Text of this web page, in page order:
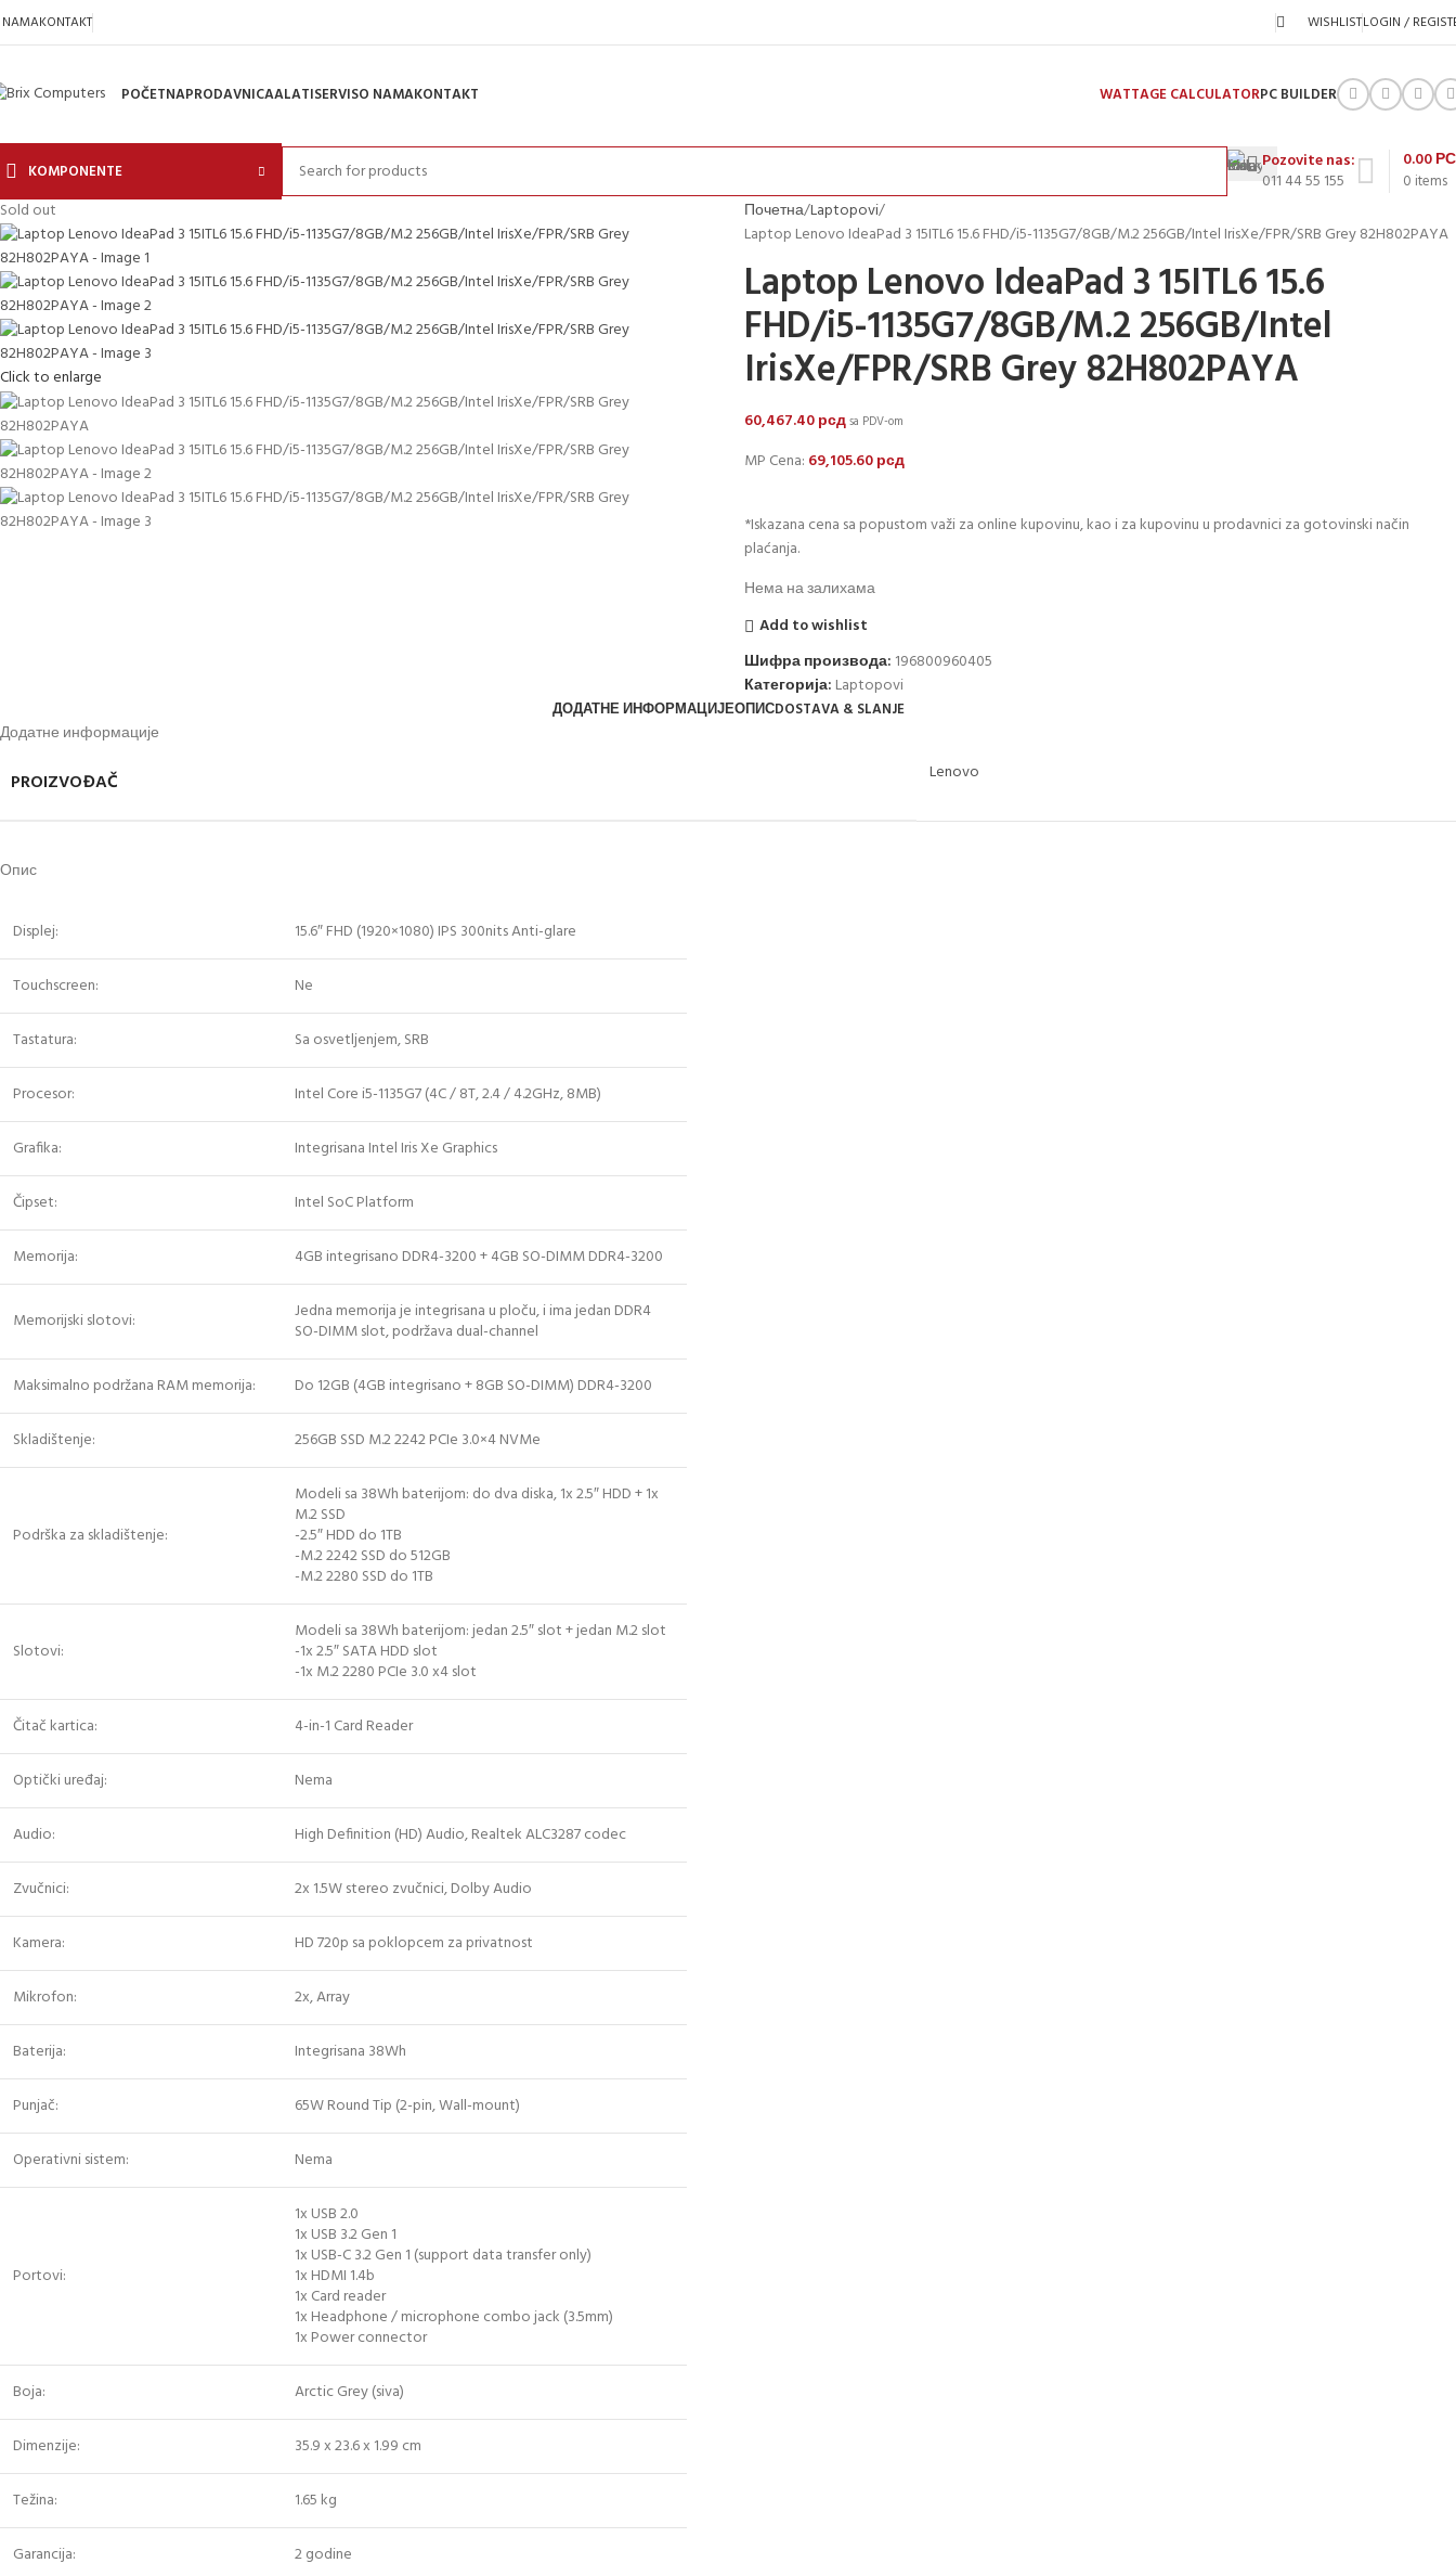
KONTAKT WISHLISTLOGIN /
POČETNAPRODAVNICAALATISERVISO NAMAKONTAKT WATTAGE CALCULATORPC BUILDER
KOMPONENTE
Pozovite nas:
011 44 55 155
0 items
0.00
Sold out
Click to enlarge
Почетна Laptopovi
Laptop Lenovo IdeaPad 3 15ITL6 15.6 FHD/i5-1135G7/8GB/M.2 256GB/Intel IrisXe/FPR/SRB Grey 82H802PAYA
Laptop Lenovo IdeaPad 3 15ITL6 15.6
FHD/i5-1135G7/8GB/M.2 256GB/Intel
IrisXe/FPR/SRB Grey 82H802PAYA
60,467.40рсдsa PDV-om
MP Cena: 69,105.60рсд
*Iskazana cena sa popustom važi za online kupovinu, kao i za kupovinu u prodavnici za gotovinski način
plaćanja.
Нема на залихама
Add to wishlist
Шифра производа: 196800960405
Категорија: Laptopovi
ДОДАТНЕ ИНФОРМАЦИЈЕОПИСDOSTAVA & SLANJE
Додатне информације
PROIZVOĐAČ Lenovo
Опис
Displej: 15.6″ FHD (1920×1080) IPS 300nits Anti-glare
Touchscreen: Ne
Tastatura: Sa osvetljenjem, SRB
Procesor: Intel Core i5-1135G7 (4C / 8T, 2.4 / 4.2GHz, 8MB)
Grafika: Integrisana Intel Iris Xe Graphics
Čipset: Intel SoC Platform
Memorija: 4GB integrisano DDR4-3200 + 4GB SO-DIMM DDR4-3200
Memorijski slotovi:
Jedna memorija je integrisana u ploču, i ima jedan DDR4
SO-DIMM slot, podržava dual-channel
Maksimalno podržana RAM memorija: Do 12GB (4GB integrisano + 8GB SO-DIMM) DDR4-3200
Skladištenje: 256GB SSD M.2 2242 PCIe 3.0×4 NVMe
Podrška za skladištenje:
Modeli sa 38Wh baterijom: do dva diska, 1x 2.5″ HDD + 1x
M.2 SSD
-2.5″ HDD do 1TB
-M.2 2242 SSD do 512GB
-M.2 2280 SSD do 1TB
Slotovi:
Modeli sa 38Wh baterijom: jedan 2.5″ slot + jedan M.2 slot
-1x 2.5″ SATA HDD slot
-1x M.2 2280 PCIe 3.0 x4 slot
Čitač kartica: 4-in-1 Card Reader
Optički uređaj: Nema
Audio: High Definition (HD) Audio, Realtek ALC3287 codec
Zvučnici: 2x 1.5W stereo zvučnici, Dolby Audio
Kamera: HD 720p sa poklopcem za privatnost
Mikrofon: 2x, Array
Baterija: Integrisana 38Wh
Punjač: 65W Round Tip (2-pin, Wall-mount)
Operativni sistem: Nema
Portovi:
1x USB 2.0
1x USB 3.2 Gen 1
1x USB-C 3.2 Gen 1 (support data transfer only)
1x HDMI 1.4b
1x Card reader
1x Headphone / microphone combo jack (3.5mm)
1x Power connector
Boja: Arctic Grey (siva)
Dimenzije: 35.9 x 23.6 x 1.99 cm
Težina: 1.65 kg
Garancija: 2 godine